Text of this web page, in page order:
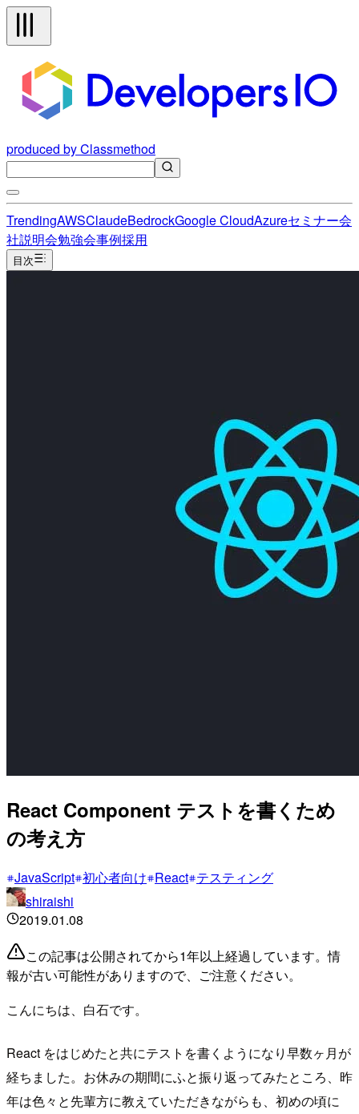
produced by Classmethod
TrendingAWSClaudeBedrockGoogle CloudAzureセミナー会
社説明会勉強会事例採用
目次
React Component テストを書くため
の考え方
JavaScript 初心者向け React テスティング
shiraishi
2019.01.08
この記事は公開されてから1年以上経過しています。情
報が古い可能性がありますので、ご注意ください。
こんにちは、白石です。
React をはじめたと共にテストを書くようになり早数ヶ月が
経ちました。お休みの期間にふと振り返ってみたところ、昨
年は色々と先輩方に教えていただきながらも、初めの頃に